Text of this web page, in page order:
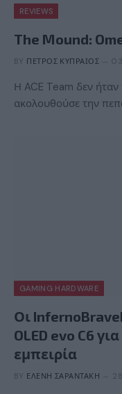
REVIEWS
The Mound:
BY ΠΈΤΡΟΣ ΚΥΠΡΑΊΟΣ
Η ACE Team δεν
ακολουθούσε την
GAMING HARDWARE
Οι
OLED evo C6
εμπειρία
BY ΕΛΈΝΗ ΣΑΡΑΝΤΆΚΗ